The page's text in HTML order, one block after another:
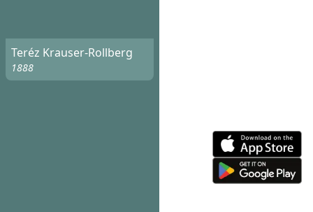
Teréz Krauser-Rollberg
1888